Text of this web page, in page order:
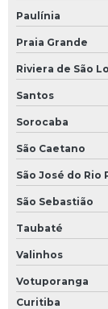
Paulínia
Praia Grande
Riviera de São
Santos
Sorocaba
São Caetano
São José do Rio
São Sebastião
Taubaté
Valinhos
Votuporanga
Curitiba